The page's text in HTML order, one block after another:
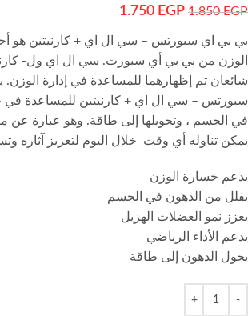
1.850EGP
1.750 EGP
بي بي اي سبورتس – سي ال اي + كارنيتين هو
الوزن من بي بي أي سبورت. سي ال اي ول-
شائعان تم إظهارهما للمساعدة في إدارة
سبورتس – سي ال اي + كارنيتين للمساعدة في
في الجسم ، وتحويلها إلى طاقة. وهو عبارة
يمكن تناوله أي وقت خلال اليوم لتعزيز آثاره
يدعم خسارة الوزن
يقلل من الدهون في الجسم
يعزز نمو العضلات الهزيل
يدعم الأداء الرياضي
يحول الدهون إلى طاقة